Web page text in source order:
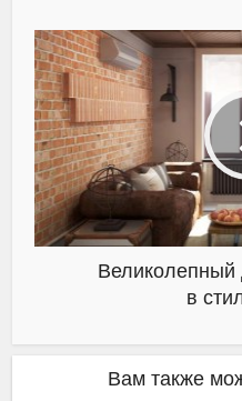
Великолепный
в
Вам также